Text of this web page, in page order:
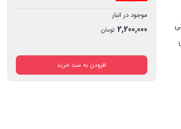
موجود در انبار
2,200,000 تومان
افزودن به سبد خرید